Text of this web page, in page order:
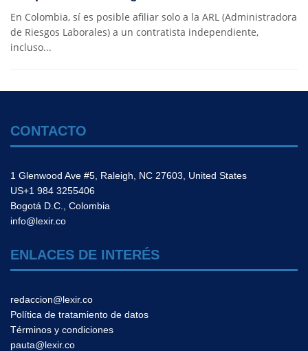
En Colombia, sí es posible afiliar solo a la ARL (Administradora
de Riesgos Laborales) a un contratista independiente,
incluso...
CONTACTO
1 Glenwood Ave #5, Raleigh, NC 27603, United States
US+1 984 3255406
Bogotá D.C., Colombia
info@lexir.co
ENLACES DE INTERÉS
redaccion@lexir.co
Política de tratamiento de datos
Términos y condiciones
pauta@lexir.co